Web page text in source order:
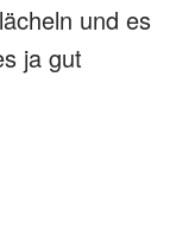
und es
ja gut